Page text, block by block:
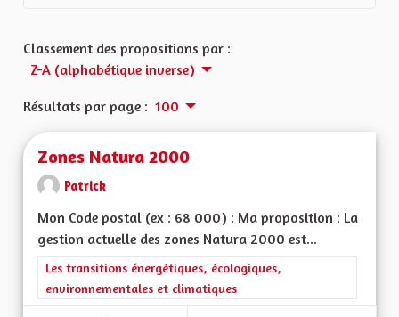
Classement des propositions par :
Z-A (alphabétique inverse)
Résultats par page : 100
Zones Natura 2000
Patrick
Mon Code postal (ex : 68 000) : Ma proposition : La
gestion actuelle des zones Natura 2000 est...
Filtrer les résultats de la catégorie : Les transitions
Les transitions énergétiques, écologiques,
environnementales et climatiques